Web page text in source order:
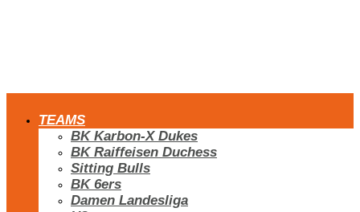
TEAMS
BK Karbon-X Dukes
BK Raiffeisen Duchess
Sitting Bulls
BK 6ers
Damen Landesliga